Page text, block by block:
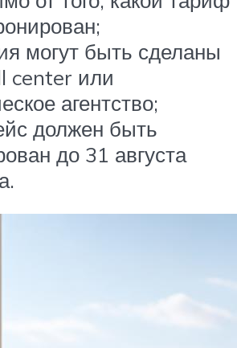
могут быть сделаны
center или
агентство;
должен быть
до 31 августа